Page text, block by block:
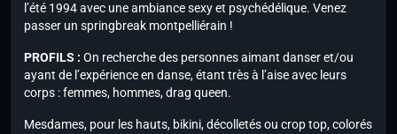
l’été 1994 avec une ambiance sexy et psychédélique. Venez
passer un springbreak montpelliérain !
PROFILS : On recherche des personnes aimant danser et/ou
ayant de l’expérience en danse, étant très à l’aise avec leurs
corps : femmes, hommes, drag queen.
Mesdames, pour les hauts, bikini, décolletés ou crop top, colorés